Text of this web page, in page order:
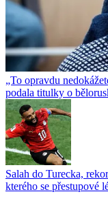
„To opravdu
podala titulky o
Salah do Turecka,
kterého se přestupové